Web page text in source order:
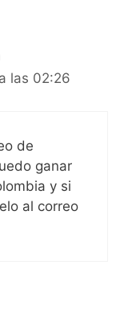
las 02:26
de
ganar
y si
al correo